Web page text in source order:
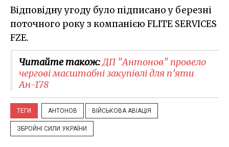
Відповідну угоду було підписано у березні
поточного року з компанією FLITE SERVICES
FZE.
Читайте також:ДП "Антонов" провело
чергові масштабні закупівлі для п’яти
Ан-178
ТЕГИ АНТОНОВ ВІЙСЬКОВА АВІАЦІЯ
ЗБРОЙНІ СИЛИ УКРАЇНИ